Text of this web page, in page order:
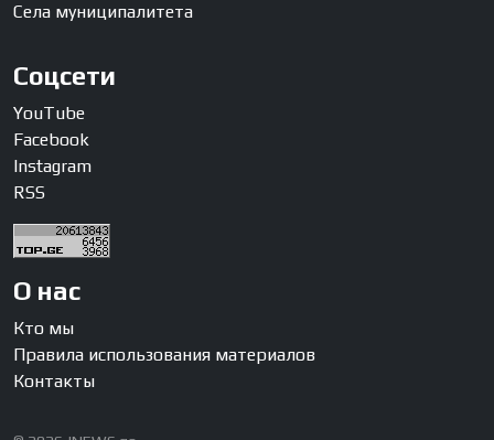
Села муниципалитета
Соцсети
YouTube
Facebook
Instagram
RSS
О нас
Кто мы
Правила использования материалов
Контакты